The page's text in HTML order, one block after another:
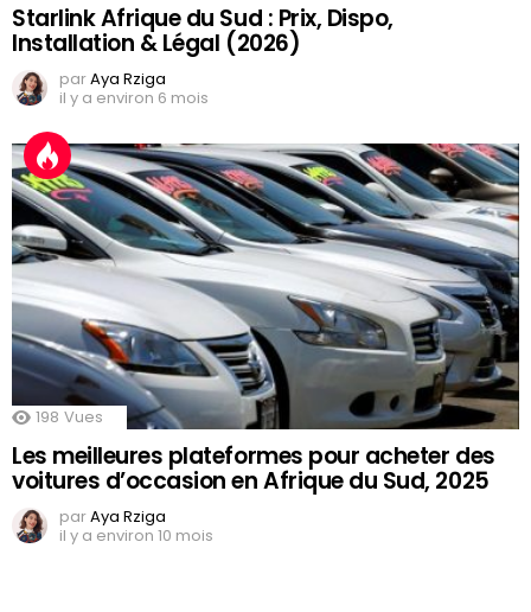
Starlink Afrique du Sud : Prix, Dispo,
Installation & Légal (2026)
parAya Rziga
il y a environ 6 mois
198 Vues
Les meilleures plateformes pour acheter des
voitures d’occasion en Afrique du Sud, 2025
parAya Rziga
il y a environ 10 mois